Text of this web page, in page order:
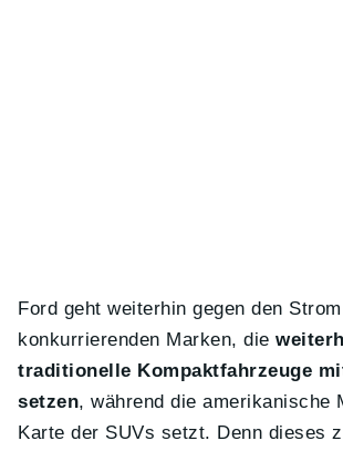
Ford geht weiterhin gegen den
konkurrierenden Marken, die
traditionelle Kompaktfahrzeuge
setzen, während die amerikanische
Karte der SUVs setzt. Denn dieses